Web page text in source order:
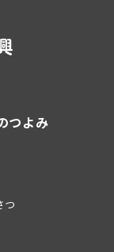
つよみ
つ